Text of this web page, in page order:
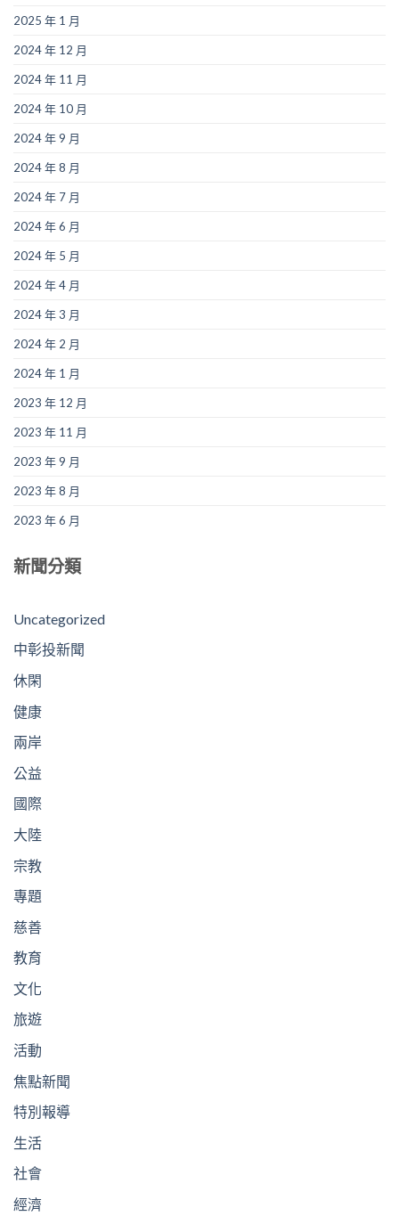
2025 年 1 月
2024 年 12 月
2024 年 11 月
2024 年 10 月
2024 年 9 月
2024 年 8 月
2024 年 7 月
2024 年 6 月
2024 年 5 月
2024 年 4 月
2024 年 3 月
2024 年 2 月
2024 年 1 月
2023 年 12 月
2023 年 11 月
2023 年 9 月
2023 年 8 月
2023 年 6 月
新聞分類
Uncategorized
中彰投新聞
休閑
健康
兩岸
公益
國際
大陸
宗教
專題
慈善
教育
文化
旅遊
活動
焦點新聞
特別報導
生活
社會
經濟